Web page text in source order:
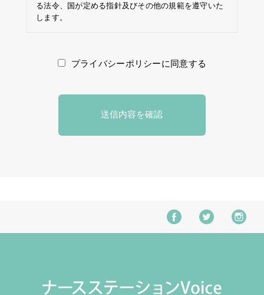
る法令、国が定める指針及びその他の規範を遵守いた
します。
プライバシーポリシーに同意する
送信内容を確認